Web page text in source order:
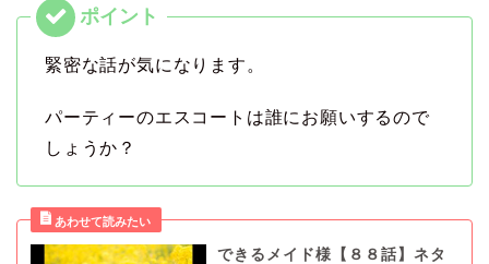
緊密な話が気になります。
パーティーのエスコートは誰にお願いするので
しょうか？
できるメイド様【８８話】ネタ